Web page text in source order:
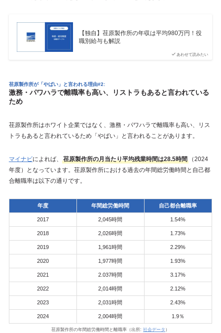
あわせて読みたい
【独自】荏原製作所の年収は平均980万円！役
職別給与も解説
荏原製作所が「やばい」と言われる理由#2:
激務・パワハラで離職率も高い、リストラもあると言われている
ため
荏原製作所はホワイト企業ではなく、激務・パワハラで離職率も高い、リス
トラもあると言われているため「やばい」と言われることがあります。
マイナビによれば、 荏原製作所の月当たり平均残業時間は28.5時間（2024
年度）となっています。荏原製作所における過去の年間総労働時間と自己都
合離職率は以下の通りです。
年度 年間総労働時間 自己都合離職率
2017 2,045時間 1.54%
2018 2,026時間 1.73%
2019 1,961時間 2.29%
2020 1,977時間 1.93%
2021 2.037時間 3.17%
2022 2,014時間 2.12%
2023 2,031時間 2.43%
2024 2,004時間 1.9％
荏原製作所の年間総労働時間と離職率（出所: 社会データ ）